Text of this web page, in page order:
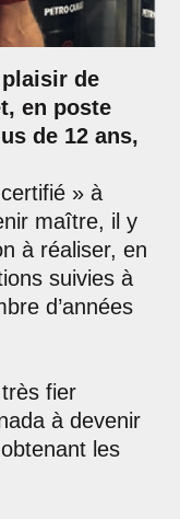
de
en poste
de 12 ans,
» à
maître, il y
à réaliser, en
suivies à
d’années
fier
à devenir
les